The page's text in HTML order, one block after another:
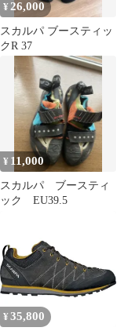
¥ 26,000
スカルパ ブースティッ
クR 37
¥ 11,000
スカルパ ブースティ
ック EU39.5
¥ 35,800